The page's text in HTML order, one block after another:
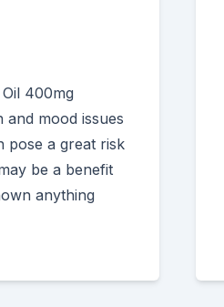
400mg
and mood issues
pose a great risk
be a benefit
anything